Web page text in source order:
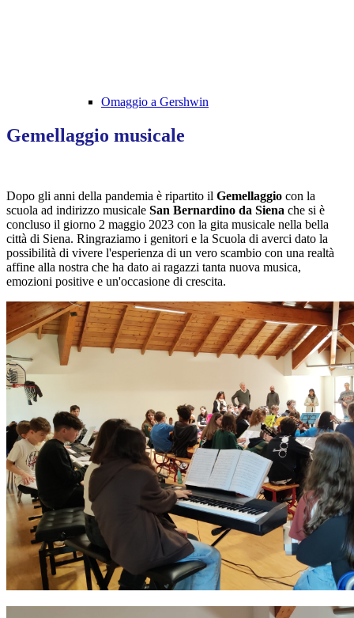
Omaggio a Gershwin
Gemellaggio musicale
Dopo gli anni della pandemia è ripartito il Gemellaggio con la
scuola ad indirizzo musicale San Bernardino da Siena che si è
concluso il giorno 2 maggio 2023 con la gita musicale nella bella
città di Siena. Ringraziamo i genitori e la Scuola di averci dato la
possibilità di vivere l'esperienza di un vero scambio con una realtà
affine alla nostra che ha dato ai ragazzi tanta nuova musica,
emozioni positive e un'occasione di crescita.